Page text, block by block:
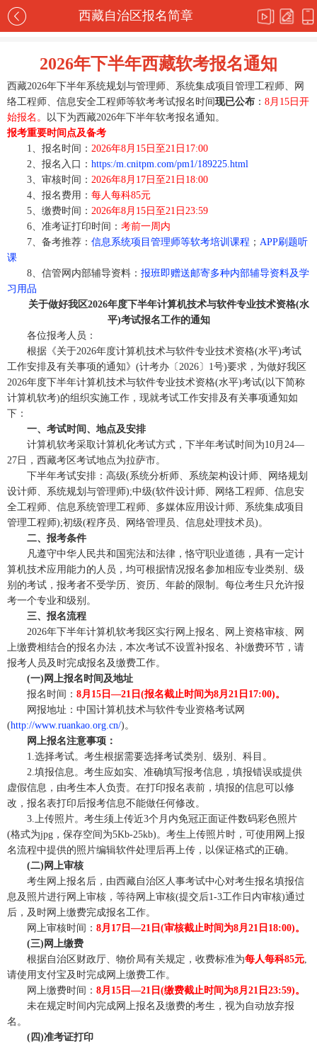
西藏自治区报名简章
2026年下半年西藏软考报名通知
西藏2026年下半年系统规划与管理师、系统集成项目管理工程师、网
络工程师、信息安全工程师等软考考试报名时间现已公布 ： 8月15日开
始报名。
以下为西藏2026年下半年软考报名通知。
报考重要时间点及备考
1、报名时间： 2026年8月15日至21日17:00
2、报名入口： https:/m.cnitpm.com/pm1/189225.html
3、审核时间： 2026年8月17日至21日18:00
4、报名费用： 每人每科85元
5、缴费时间： 2026年8月15日至21日23:59
6、准考证打印时间： 考前一周内
7、备考推荐： 信息系统项目管理师等软考培训课程 ； APP刷题听
课
8、信管网内部辅导资料： 报班即赠送邮寄多种内部辅导资料及学
习用品
关于做好我区2026年度下半年计算机技术与软件专业技术资格(水
平)考试报名工作的通知
各位报考人员：
根据《关于2026年度计算机技术与软件专业技术资格(水平)考试
工作安排及有关事项的通知》(计考办〔2026〕1号)要求，为做好我区
2026年度下半年计算机技术与软件专业技术资格(水平)考试(以下简称
计算机软考)的组织实施工作，现就考试工作安排及有关事项通知如
下：
一、考试时间、地点及安排
计算机软考采取计算机化考试方式，下半年考试时间为10月24—
27日，西藏考区考试地点为拉萨市。
下半年考试安排：高级(系统分析师、系统架构设计师、网络规划
设计师、系统规划与管理师);中级(软件设计师、网络工程师、信息安
全工程师、信息系统管理工程师、多媒体应用设计师、系统集成项目
管理工程师);初级(程序员、网络管理员、信息处理技术员)。
二、报考条件
凡遵守中华人民共和国宪法和法律，恪守职业道德，具有一定计
算机技术应用能力的人员，均可根据情况报名参加相应专业类别、级
别的考试，报考者不受学历、资历、年龄的限制。每位考生只允许报
考一个专业和级别。
三、报名流程
2026年下半年计算机软考我区实行网上报名、网上资格审核、网
上缴费相结合的报名办法，本次考试不设置补报名、补缴费环节，请
报考人员及时完成报名及缴费工作。
(一)网上报名时间及地址
报名时间： 8月15日—21日(报名截止时间为8月21日17:00)。
网报地址：中国计算机技术与软件专业资格考试网
(http://www.ruankao.org.cn/)。
网上报名注意事项：
1.选择考试。考生根据需要选择考试类别、级别、科目。
2.填报信息。考生应如实、准确填写报考信息，填报错误或提供
虚假信息，由考生本人负责。在打印报名表前，填报的信息可以修
改，报名表打印后报考信息不能做任何修改。
3.上传照片。考生须上传近3个月内免冠正面证件数码彩色照片
(格式为jpg，保存空间为5Kb-25kb)。考生上传照片时，可使用网上报
名流程中提供的照片编辑软件处理后再上传，以保证格式的正确。
(二)网上审核
考生网上报名后，由西藏自治区人事考试中心对考生报名填报信
息及照片进行网上审核，等待网上审核(提交后1-3工作日内审核)通过
后，及时网上缴费完成报名工作。
网上审核时间： 8月17日—21日(审核截止时间为8月21日18:00)。
(三)网上缴费
根据自治区财政厅、物价局有关规定，收费标准为每人每科85元,
请使用支付宝及时完成网上缴费工作。
网上缴费时间： 8月15日—21日(缴费截止时间为8月21日23:59)。
未在规定时间内完成网上报名及缴费的考生，视为自动放弃报
名。
(四)准考证打印